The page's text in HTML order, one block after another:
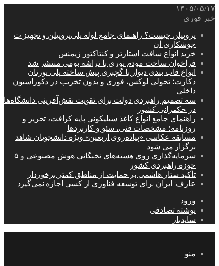
۱۴۰۵/۰۵/۱۷
خبر فوری
پروپیلن چیست؟ راهنمای جامع لوله پلی‌پروپیلن و تجهیزات
جوشکاری آن
خرید انواع سافت استارتر و کنتاکتور زیمنس
فراخوان ساخت مودم نوری با تراشه بومی منتشر شد
انواع قاب بندی دیوار با گچبری پیش ساخته پلی یورتان
دکارت؛ تحولی لوکس، فوری و بدون تخریب در دکوراسیون
داخلی
سه تصمیم راهبردی دولت برای تقویت نقش‌آفرینی دانشگاه‌ها
در حکمرانی کشور
راهنمای جامع انواع کاغذ سیلیکونی پایه کرافت، تحریر و
روزنامه؛ مشخصات فنی، سئو و کاربردها
مسابقه عکاسی «پیاده‌روی اربعین» ویژه دانشجویان شاهد
برگزار می شود
سرمایه‌گذاری روی هسته‌های نخبگانی هوش مصنوعی و ۵
حوزه راهبردی کشور
تأکید ستار هاشمی بر حمایت از مناطق کمتر برخوردار
عارف: ایران برای توسعه فناوری از کسی اجازه نمی‌گیرد
ورود
نوشته تصادفی
سایدبار
منو